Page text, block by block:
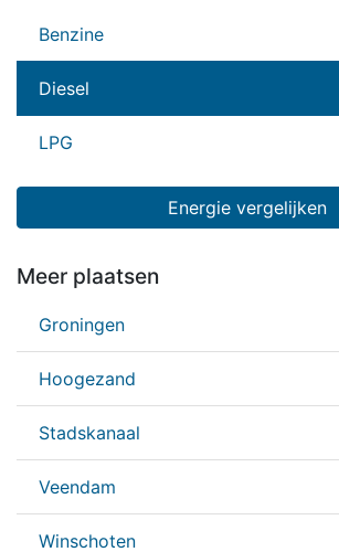
Benzine
Diesel
LPG
Energie vergelijken
Meer plaatsen
Groningen
Hoogezand
Stadskanaal
Veendam
Winschoten